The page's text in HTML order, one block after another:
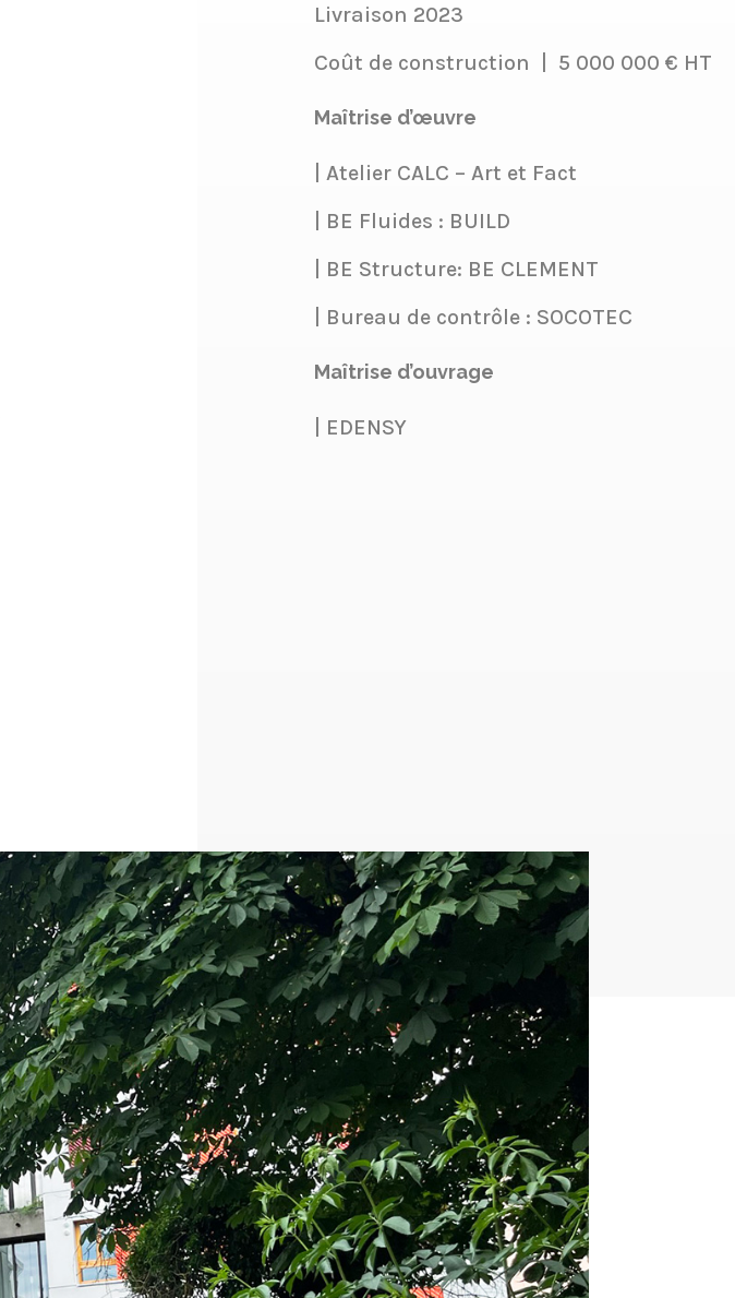
Livraison 2023
Coût de construction
5 000 000 € HT
Maîtrise d’œuvre
| Atelier CALC – Art et Fact
| BE Fluides : BUILD
| BE Structure: BE CLEMENT
| Bureau de contrôle : SOCOTEC
Maîtrise d’ouvrage
| EDENSY